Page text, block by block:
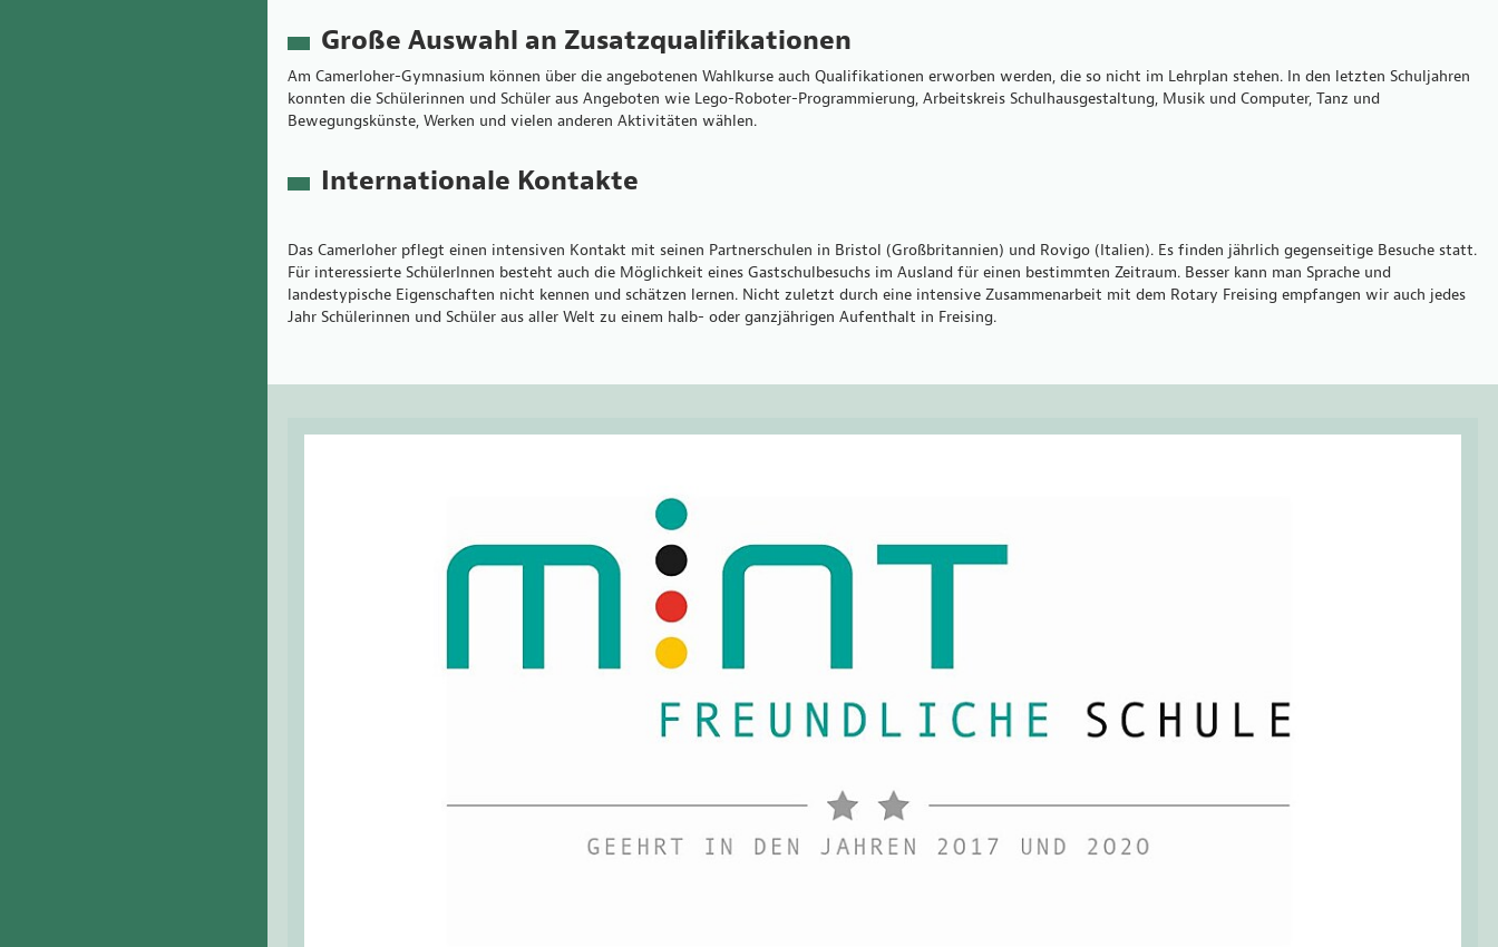
Große Auswahl an Zusatzqualifikationen
Am Camerloher-Gymnasium können über die angebotenen Wahlkurse auch Qualifikationen erworben werden, die so nicht im Lehrplan stehen. In den letzten Schuljahren
konnten die Schülerinnen und Schüler aus Angeboten wie Lego-Roboter-Programmierung, Arbeitskreis Schulhausgestaltung, Musik und Computer, Tanz und
Bewegungskünste, Werken und vielen anderen Aktivitäten wählen.
Internationale Kontakte
Das Camerloher pflegt einen intensiven Kontakt mit seinen Partnerschulen in Bristol (Großbritannien) und Rovigo (Italien). Es finden jährlich gegenseitige Besuche statt.
Für interessierte SchülerInnen besteht auch die Möglichkeit eines Gastschulbesuchs im Ausland für einen bestimmten Zeitraum. Besser kann man Sprache und
landestypische Eigenschaften nicht kennen und schätzen lernen. Nicht zuletzt durch eine intensive Zusammenarbeit mit dem Rotary Freising empfangen wir auch jedes
Jahr Schülerinnen und Schüler aus aller Welt zu einem halb- oder ganzjährigen Aufenthalt in Freising.